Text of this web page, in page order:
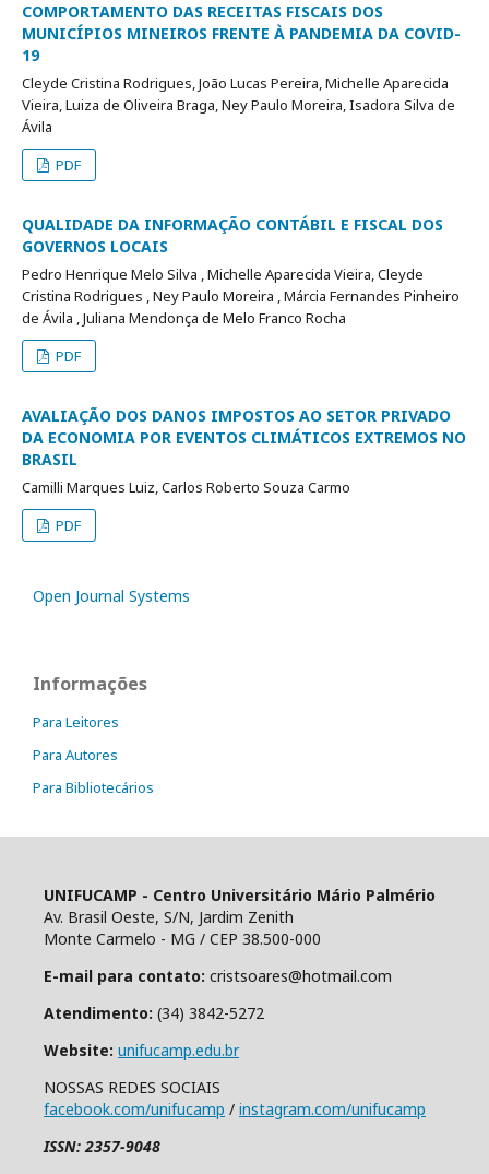
COMPORTAMENTO DAS RECEITAS FISCAIS DOS
MUNICÍPIOS MINEIROS FRENTE À PANDEMIA DA COVID-
19
Cleyde Cristina Rodrigues, João Lucas Pereira, Michelle Aparecida
Vieira, Luiza de Oliveira Braga, Ney Paulo Moreira, Isadora Silva de
Ávila
PDF
QUALIDADE DA INFORMAÇÃO CONTÁBIL E FISCAL DOS
GOVERNOS LOCAIS
Pedro Henrique Melo Silva , Michelle Aparecida Vieira, Cleyde
Cristina Rodrigues , Ney Paulo Moreira , Márcia Fernandes Pinheiro
de Ávila , Juliana Mendonça de Melo Franco Rocha
PDF
AVALIAÇÃO DOS DANOS IMPOSTOS AO SETOR PRIVADO
DA ECONOMIA POR EVENTOS CLIMÁTICOS EXTREMOS NO
BRASIL
Camilli Marques Luiz, Carlos Roberto Souza Carmo
PDF
Open Journal Systems
Informações
Para Leitores
Para Autores
Para Bibliotecários
UNIFUCAMP - Centro Universitário Mário Palmério
Av. Brasil Oeste, S/N, Jardim Zenith
Monte Carmelo - MG / CEP 38.500-000
E-mail para contato: cristsoares@hotmail.com
Atendimento: (34) 3842-5272
Website: unifucamp.edu.br
NOSSAS REDES SOCIAIS
facebook.com/unifucamp / instagram.com/unifucamp
ISSN: 2357-9048